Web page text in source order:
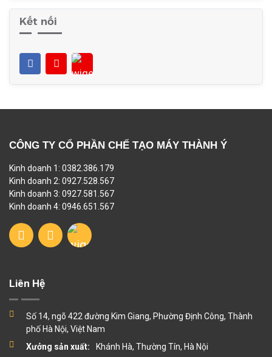
Kết nối
CÔNG TY CỔ PHẦN CHẾ TẠO MÁY THÀNH Ý
Kinh doanh 1: 0382.386.179
Kinh doanh 2: 0927.528.567
Kinh doanh 3: 0927.581.567
Kinh doanh 4: 0946.651.567
Liên Hệ
Số 14, ngõ 422 đường Kim Giang, Phường Định Công, Thành
phố Hà Nội, Việt Nam
Xưởng sản xuất:
Khánh Hà, Thường Tín, Hà Nội